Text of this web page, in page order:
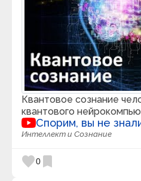
Квантовое сознание
квантового
Спорим, вы не
Интеллект и Сознание
favorite0 bookmark